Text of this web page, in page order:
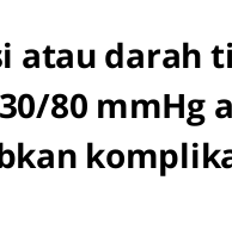
atau darah
80 mmHg